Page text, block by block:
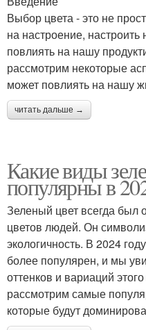
Выбор цвета - это не
на настроение,
повлиять на нашу
рассмотрим некоторые
может повлиять на нашу
читать дальше →
Какие виды
популярны в
Зеленый цвет всегда
цветов людей. Он
экологичность. В 2024
более популярен, и мы
оттенков и вариаций
рассмотрим самые
которые будут